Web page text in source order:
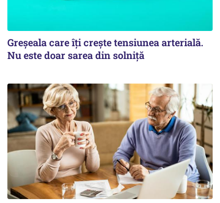
Greșeala care îți crește tensiunea arterială.
Nu este doar sarea din solniță